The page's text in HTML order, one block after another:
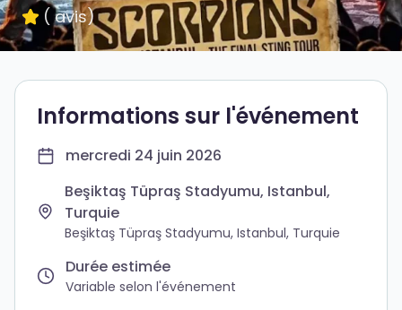
( avis)
Informations sur l'événement
mercredi 24 juin 2026
Beşiktaş Tüpraş Stadyumu, Istanbul,
Turquie
Beşiktaş Tüpraş Stadyumu, Istanbul, Turquie
Durée estimée
Variable selon l'événement